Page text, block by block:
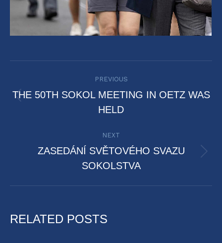
NAVIGATION
PREVIOUS
Previous
post:
THE 50TH SOKOL MEETING IN OETZ WAS
HELD
NEXT
Next
post:
ZASEDÁNÍ SVĚTOVÉHO SVAZU
SOKOLSTVA
RELATED POSTS